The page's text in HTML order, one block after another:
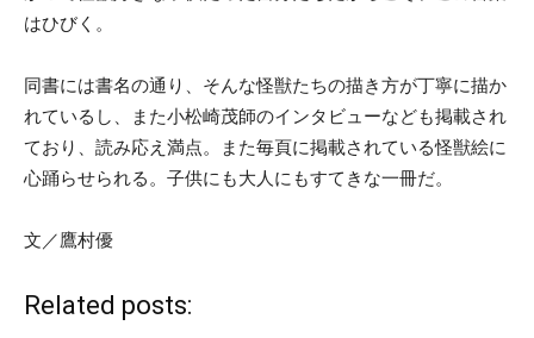
はひびく。
同書には書名の通り、そんな怪獣たちの描き方が丁寧に描か
れているし、また小松崎茂師のインタビューなども掲載され
ており、読み応え満点。また毎頁に掲載されている怪獣絵に
心踊らせられる。子供にも大人にもすてきな一冊だ。
文／鷹村優
Related posts: